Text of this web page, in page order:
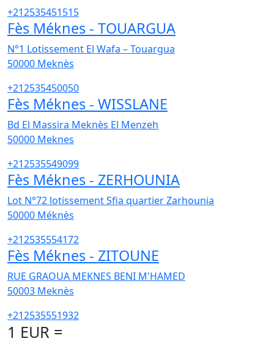
+212535451515
Fès Méknes - TOUARGUA
N°1 Lotissement El Wafa – Touargua
50000 Meknès
+212535450050
Fès Méknes - WISSLANE
Bd El Massira Meknès El Menzeh
50000 Meknes
+212535549099
Fès Méknes - ZERHOUNIA
Lot N°72 lotissement Sfia quartier Zarhounia
50000 Méknès
+212535554172
Fès Méknes - ZITOUNE
RUE GRAOUA MEKNES BENI M'HAMED
50003 Meknès
+212535551932
1 EUR =